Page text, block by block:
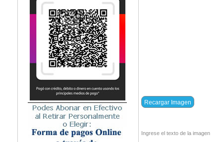
Ingrese el texto de la imagen